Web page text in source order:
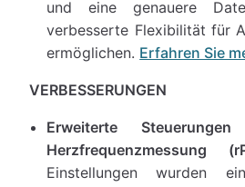
und eine genauere
verbesserte Flexibilität für
ermöglichen. Erfahren Sie
VERBESSERUNGEN
Erweiterte
Herzfrequenzmessung
Einstellungen wurden